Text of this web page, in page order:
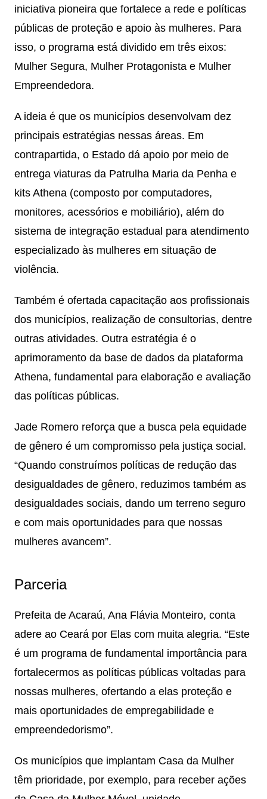
iniciativa pioneira que fortalece a rede e políticas
públicas de proteção e apoio às mulheres. Para
isso, o programa está dividido em três eixos:
Mulher Segura, Mulher Protagonista e Mulher
Empreendedora.
A ideia é que os municípios desenvolvam dez
principais estratégias nessas áreas. Em
contrapartida, o Estado dá apoio por meio de
entrega viaturas da Patrulha Maria da Penha e
kits Athena (composto por computadores,
monitores, acessórios e mobiliário), além do
sistema de integração estadual para atendimento
especializado às mulheres em situação de
violência.
Também é ofertada capacitação aos profissionais
dos municípios, realização de consultorias, dentre
outras atividades. Outra estratégia é o
aprimoramento da base de dados da plataforma
Athena, fundamental para elaboração e avaliação
das políticas públicas.
Jade Romero reforça que a busca pela equidade
de gênero é um compromisso pela justiça social.
“Quando construímos políticas de redução das
desigualdades de gênero, reduzimos também as
desigualdades sociais, dando um terreno seguro
e com mais oportunidades para que nossas
mulheres avancem”.
Parceria
Prefeita de Acaraú, Ana Flávia Monteiro, conta
adere ao Ceará por Elas com muita alegria. “Este
é um programa de fundamental importância para
fortalecermos as políticas públicas voltadas para
nossas mulheres, ofertando a elas proteção e
mais oportunidades de empregabilidade e
empreendedorismo”.
Os municípios que implantam Casa da Mulher
têm prioridade, por exemplo, para receber ações